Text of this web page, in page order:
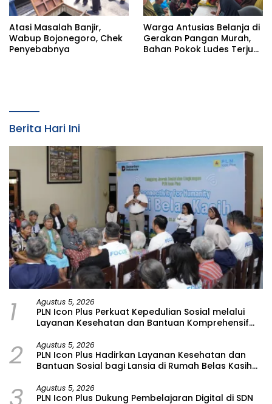
Atasi Masalah Banjir,
Wabup Bojonegoro, Chek
Penyebabnya
Warga Antusias Belanja di
Gerakan Pangan Murah,
Bahan Pokok Ludes Terjual
Berita Hari Ini
1 Agustus 5, 2026
PLN Icon Plus Perkuat Kepedulian Sosial melalui
Layanan Kesehatan dan Bantuan Komprehensif
2 Agustus 5, 2026
PLN Icon Plus Hadirkan Layanan Kesehatan dan
Bantuan Sosial bagi Lansia di Rumah Belas Kasih
Agustus 5, 2026
PLN Icon Plus Dukung Pembelajaran Digital di SDN